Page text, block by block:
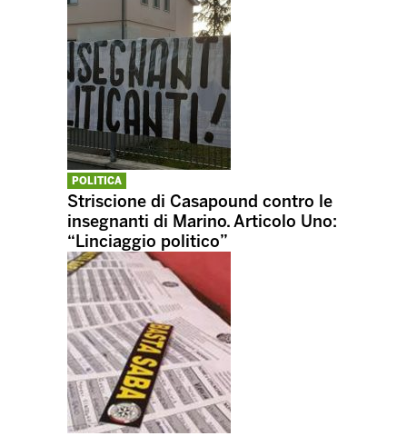
POLITICA
Striscione di Casapound contro le
insegnanti di Marino. Articolo Uno:
“Linciaggio politico”